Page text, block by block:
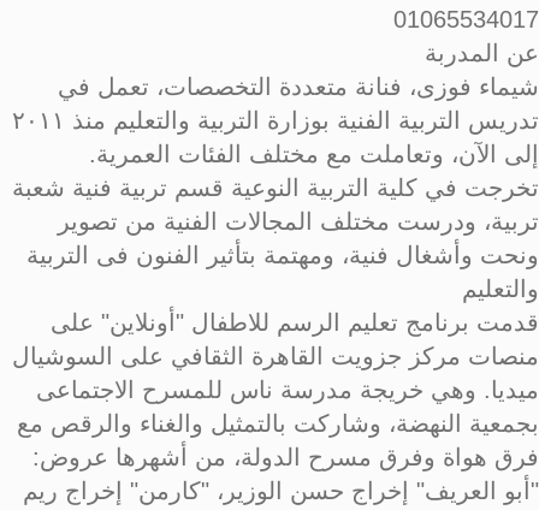
01065534017
عن المدربة
شيماء فوزى، فنانة متعددة التخصصات، تعمل في
تدريس التربية الفنية بوزارة التربية والتعليم منذ ٢٠١١
إلى الآن، وتعاملت مع مختلف الفئات العمرية.
تخرجت في كلية التربية النوعية قسم تربية فنية شعبة
تربية، ودرست مختلف المجالات الفنية من تصوير
ونحت وأشغال فنية، ومهتمة بتأثير الفنون فى التربية
والتعليم
قدمت برنامج تعليم الرسم للاطفال "أونلاين" على
منصات مركز جزويت القاهرة الثقافي على السوشيال
ميديا. وهي خريجة مدرسة ناس للمسرح الاجتماعى
بجمعية النهضة، وشاركت بالتمثيل والغناء والرقص مع
فرق هواة وفرق مسرح الدولة، من أشهرها عروض:
"أبو العريف" إخراج حسن الوزير، "كارمن" إخراج ريم